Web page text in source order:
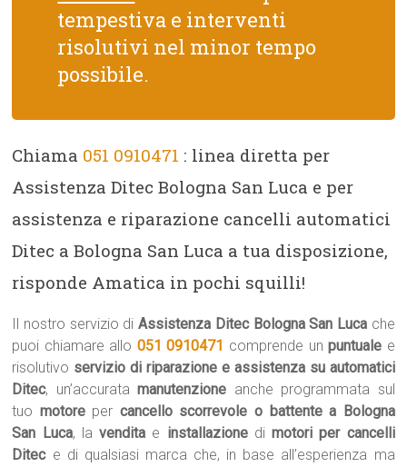
tempestiva e interventi
risolutivi nel minor tempo
possibile.
Chiama 051 0910471 : linea diretta per
Assistenza Ditec Bologna San Luca e per
assistenza e riparazione cancelli automatici
Ditec a Bologna San Luca a tua disposizione,
risponde Amatica in pochi squilli!
Il nostro servizio diAssistenza Ditec Bologna San Luca che
puoi chiamare allo 051 0910471 comprende unpuntuale e
risolutivo servizio di riparazione e assistenza su automatici
Ditec, un’accuratamanutenzione anche programmata sul
tuo motoreper cancello scorrevole o battente a Bologna
San Luca, lavendita e installazionedimotori per cancelli
Ditece di qualsiasi marca che, in base all’esperienza ma